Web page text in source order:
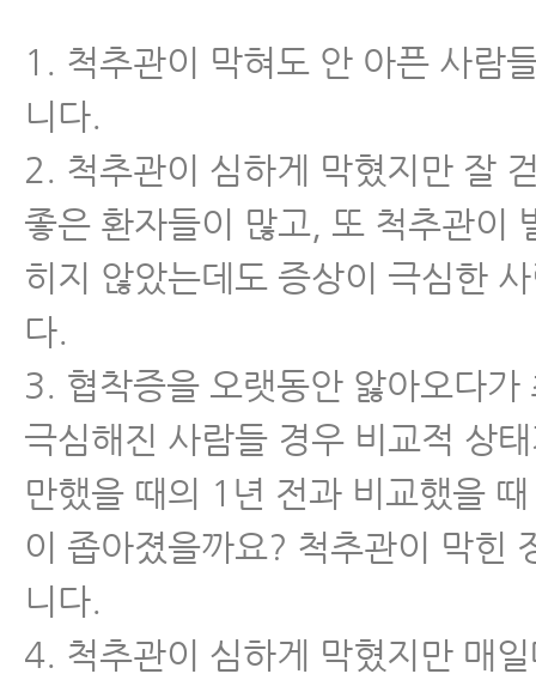
1. 척추관이 막혀도 안 아픈 사람
니다.
2. 척추관이 심하게 막혔지만 잘
좋은 환자들이 많고, 또 척추관이
히지 않았는데도 증상이 극심한
다.
3. 협착증을 오랫동안 앓아오다가
극심해진 사람들 경우 비교적 상
만했을 때의 1년 전과 비교했을
이 좁아졌을까요? 척추관이 막힌
니다.
4. 척추관이 심하게 막혔지만 매